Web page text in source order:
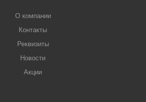
20 до 35 мм для установки
полу. Витрина оборудована
со стороны продавца.
О компании
Контакты
Реквизиты
Новости
Акции